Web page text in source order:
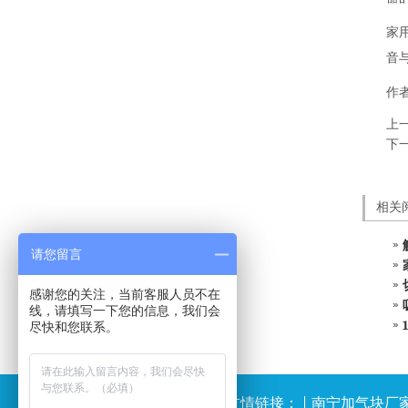
家
音
作
上
下
相关
友情链接： 南宁加气块厂
请您留言
感谢您的关注，当前客服人员不在
线，请填写一下您的信息，我们会
尽快和您联系。